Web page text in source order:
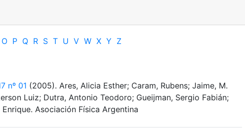
O P Q R S T U V W X Y Z
nº 01 (2005). Ares, Alicia Esther; Caram, Rubens; Jaime, M.
Luiz; Dutra, Antonio Teodoro; Gueijman, Sergio Fabián;
Asociación Física Argentina